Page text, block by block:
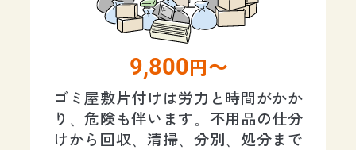
9,800 円〜
ゴミ屋敷片付けは労力と時間がかか
り、危険も伴います。不用品の仕分
けから回収、清掃、分別、処分まで